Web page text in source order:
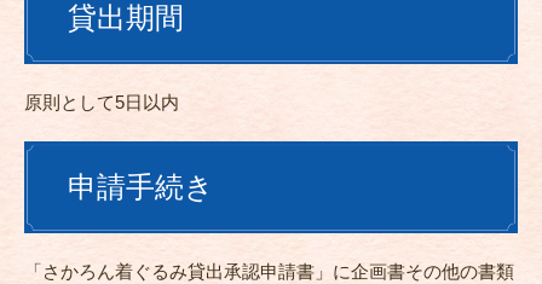
貸出期間
原則として5日以内
申請手続き
「さかろん着ぐるみ貸出承認申請書」に企画書その他の書類